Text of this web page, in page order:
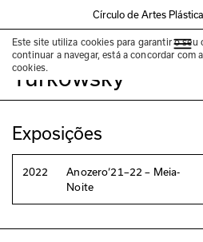
Círculo de Artes
Este site utiliza cookies para garantir o
continuar a navegar, está a concordar com
cookies.
Elise Florenty &
Türkowsky
Exposições
2022
Anozero‘21–22 – Meia-
Noite